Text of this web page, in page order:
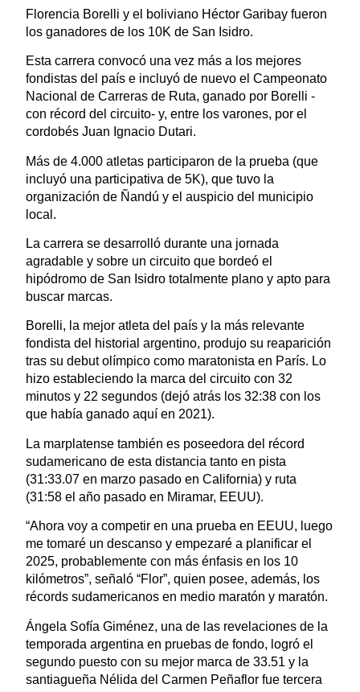
Florencia Borelli y el boliviano Héctor Garibay fueron
los ganadores de los 10K de San Isidro.
Esta carrera convocó una vez más a los mejores
fondistas del país e incluyó de nuevo el Campeonato
Nacional de Carreras de Ruta, ganado por Borelli -
con récord del circuito- y, entre los varones, por el
cordobés Juan Ignacio Dutari.
Más de 4.000 atletas participaron de la prueba (que
incluyó una participativa de 5K), que tuvo la
organización de Ñandú y el auspicio del municipio
local.
La carrera se desarrolló durante una jornada
agradable y sobre un circuito que bordeó el
hipódromo de San Isidro totalmente plano y apto para
buscar marcas.
Borelli, la mejor atleta del país y la más relevante
fondista del historial argentino, produjo su reaparición
tras su debut olímpico como maratonista en París. Lo
hizo estableciendo la marca del circuito con 32
minutos y 22 segundos (dejó atrás los 32:38 con los
que había ganado aquí en 2021).
La marplatense también es poseedora del récord
sudamericano de esta distancia tanto en pista
(31:33.07 en marzo pasado en California) y ruta
(31:58 el año pasado en Miramar, EEUU).
“Ahora voy a competir en una prueba en EEUU, luego
me tomaré un descanso y empezaré a planificar el
2025, probablemente con más énfasis en los 10
kilómetros”, señaló “Flor”, quien posee, además, los
récords sudamericanos en medio maratón y maratón.
Ángela Sofía Giménez, una de las revelaciones de la
temporada argentina en pruebas de fondo, logró el
segundo puesto con su mejor marca de 33.51 y la
santiagueña Nélida del Carmen Peñaflor fue tercera